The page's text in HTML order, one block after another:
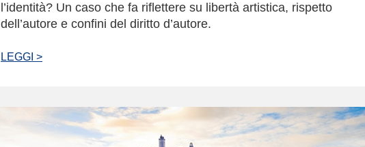
l’identità? Un caso che fa riflettere su libertà artistica, rispetto
dell’autore e confini del diritto d’autore.
LEGGI >